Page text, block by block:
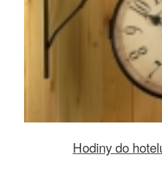
Hodiny do